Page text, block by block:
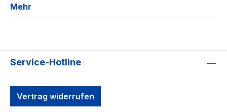
Mehr
Service-Hotline
Vertrag widerrufen